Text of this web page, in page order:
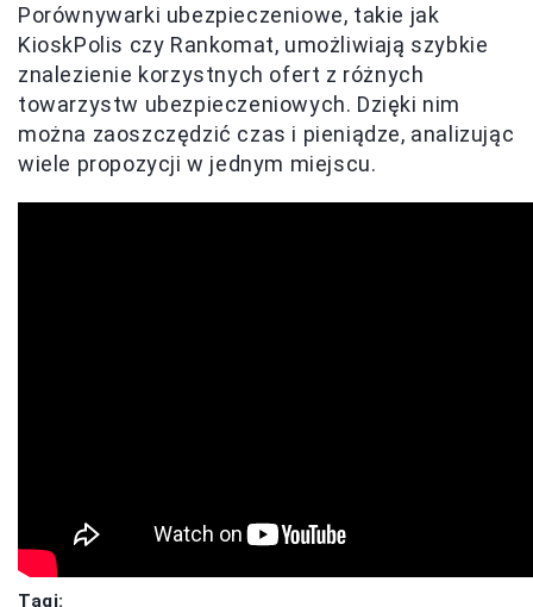
Porównywarki ubezpieczeniowe, takie jak
KioskPolis czy Rankomat, umożliwiają szybkie
znalezienie korzystnych ofert z różnych
towarzystw ubezpieczeniowych. Dzięki nim
można zaoszczędzić czas i pieniądze, analizując
wiele propozycji w jednym miejscu.
Tagi: